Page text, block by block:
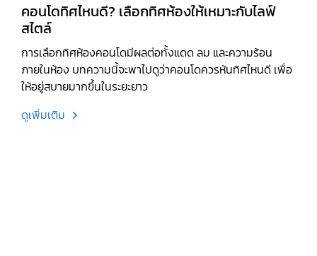
คอนโดทิศไหนดี? เลือกทิศห้องให้เหมาะกับไลฟ์
สไตล์
การเลือกทิศห้องคอนโดมีผลต่อทั้งแดด ลม และความร้อน
ภายในห้อง บทความนี้จะพาไปดูว่าคอนโดควรหันทิศไหนดี เพื่อ
ให้อยู่สบายมากขึ้นในระยะยาว
ดูเพิ่มเติม